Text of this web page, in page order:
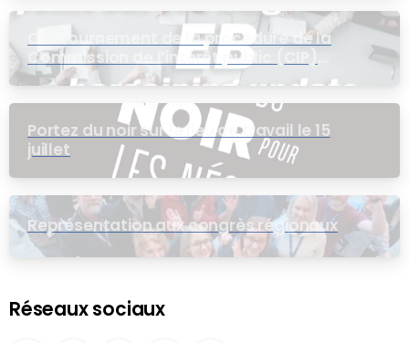
Contournement de la procédure de la
Commission de l’intérêt public (CIP)
pour le groupe EB
Portez du noir sur le lieu de travail le 15
juillet
Représentation aux congrès régionaux
Réseaux sociaux